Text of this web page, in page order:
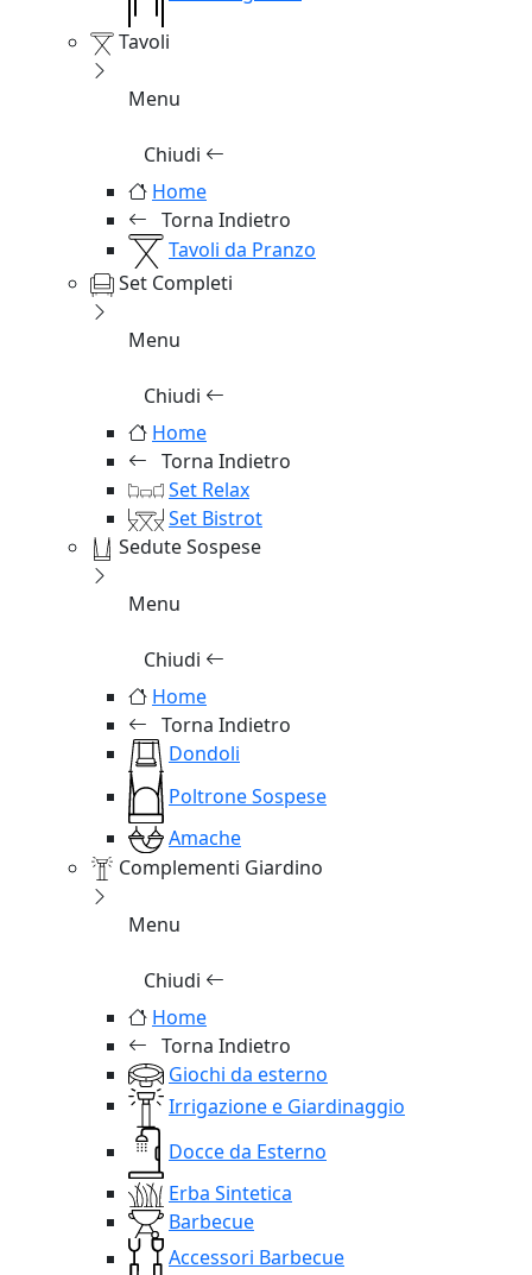
Tavoli
Menu
Chiudi
Home
Torna Indietro
Tavoli da Pranzo
Set Completi
Menu
Chiudi
Home
Torna Indietro
Set Relax
Set Bistrot
Sedute Sospese
Menu
Chiudi
Home
Torna Indietro
Dondoli
Poltrone Sospese
Amache
Complementi Giardino
Menu
Chiudi
Home
Torna Indietro
Giochi da esterno
Irrigazione e Giardinaggio
Docce da Esterno
Erba Sintetica
Barbecue
Accessori Barbecue